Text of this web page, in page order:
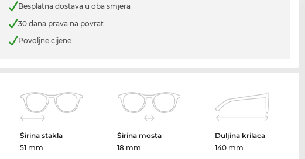
Besplatna dostava u oba smjera
30 dana prava na povrat
Povoljne cijene
Širina stakla
51 mm
Širina mosta
18 mm
Duljina krilaca
140 mm